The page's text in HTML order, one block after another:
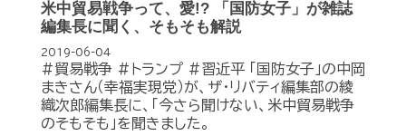
米中貿易戦争って、愛!? 「国防女子」が雑誌
編集長に聞く、そもそも解説
2019-06-04
#貿易戦争 #トランプ #習近平 「国防女子」の中岡
まきさん（幸福実現党）が、ザ・リバティ編集部の綾
織次郎編集長に、「今さら聞けない、米中貿易戦争
のそもそも」を聞きました。